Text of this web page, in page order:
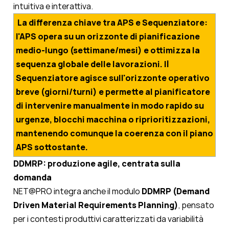
intuitiva e interattiva.
La differenza chiave tra APS e Sequenziatore:
l'APS opera su un orizzonte di pianificazione
medio-lungo (settimane/mesi) e ottimizza la
sequenza globale delle lavorazioni. Il
Sequenziatore agisce sull'orizzonte operativo
breve (giorni/turni) e permette al pianificatore
di intervenire manualmente in modo rapido su
urgenze, blocchi macchina o riprioritizzazioni,
mantenendo comunque la coerenza con il piano
APS sottostante.
DDMRP: produzione agile, centrata sulla
domanda
NET@PRO integra anche il modulo DDMRP (Demand
Driven Material Requirements Planning), pensato
per i contesti produttivi caratterizzati da variabilità